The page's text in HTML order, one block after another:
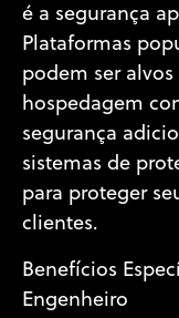
é a segurança
Plataformas
podem ser
hospedagem
segurança
sistemas de
para proteger
clientes.
Benefícios
Engenheiro